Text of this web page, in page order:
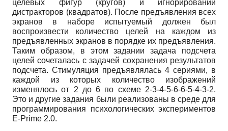
целевых фигур (кругов) и игнорировании
дистракторов (квадратов). После предъявления всех
экранов в наборе испытуемый должен был
воспроизвести количество целей на каждом из
предъявленных экранов в порядке их предъявления.
Таким образом, в этом задании задача подсчета
целей сочеталась с задачей сохранения результатов
подсчета. Стимуляция предъявлялась 4 сериями, в
каждой из которых количество изображений
изменялось от 2 до 6 по схеме 2-3-4-5-6-6-5-4-3-2.
Это и другие задания были реализованы в среде для
программирования психологических экспериментов
E-Prime 2.0.